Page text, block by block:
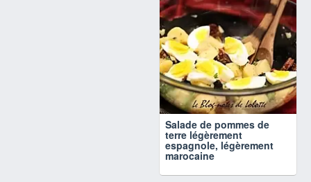
Salade de pommes de
terre légèrement
espagnole, légèrement
marocaine